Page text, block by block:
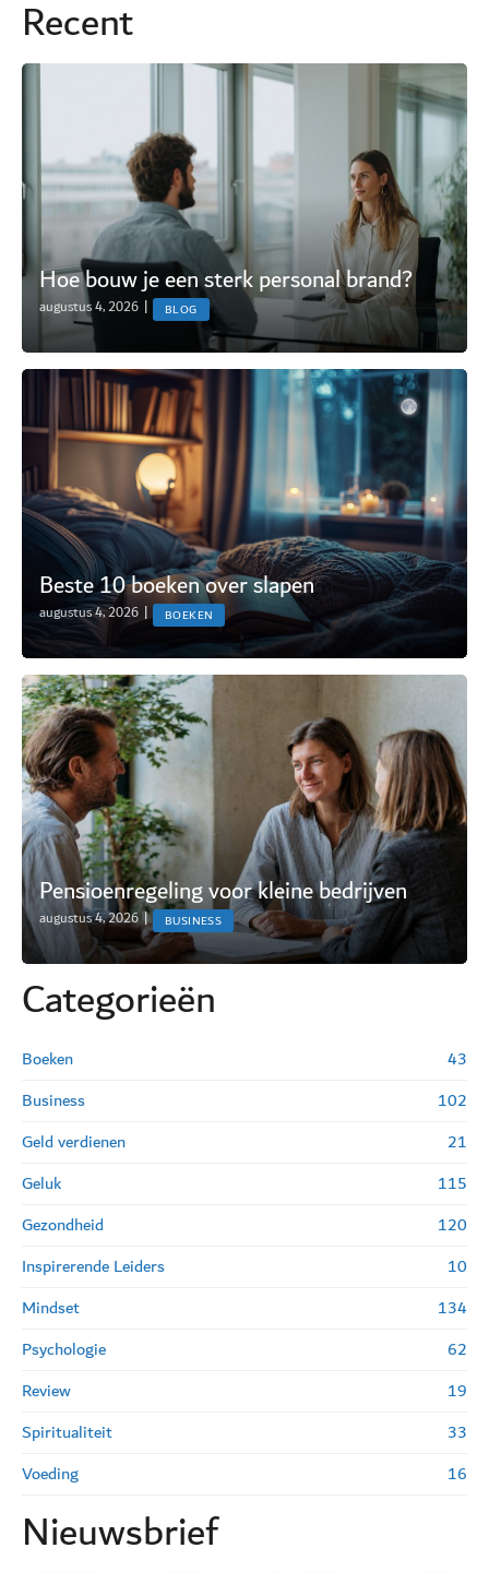
Recent
Hoe bouw je een sterk personal brand?
augustus 4, 2026 | BLOG
Beste 10 boeken over slapen
augustus 4, 2026 | BOEKEN
Pensioenregeling voor kleine bedrijven
augustus 4, 2026 | BUSINESS
Categorieën
Boeken
43
Business
102
Geld verdienen
21
Geluk
115
Gezondheid
120
Inspirerende Leiders
10
Mindset
134
Psychologie
62
Review
19
Spiritualiteit
33
Voeding
16
Nieuwsbrief